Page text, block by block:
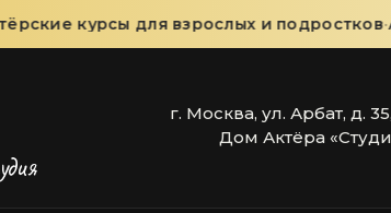
курсы для взрослых и подростков·
г. Москва, ул. Арбат, д.
Дом Актёра